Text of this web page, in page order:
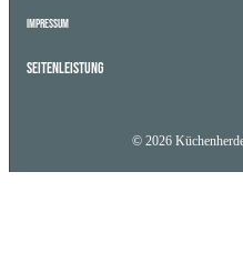
Impressum
Seitenleistung
© 2026